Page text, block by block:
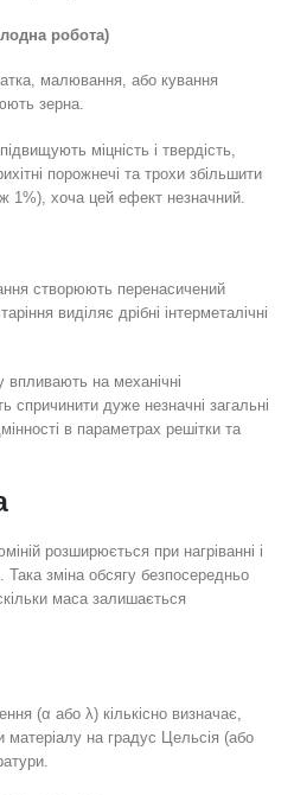
робота)
малювання, або кування
зерна.
міцність і твердість,
порожнечі та трохи збільшити
1%), хоча цей ефект незначний.
створюють перенасичений
виділяє дрібні інтерметалічні
впливають на механічні
спричинити дуже незначні загальні
в параметрах решітки та
розширюється при нагріванні і
зміна обсягу безпосередньо
маса залишається
(α або λ) кількісно визначає,
матеріалу на градус Цельсія (або